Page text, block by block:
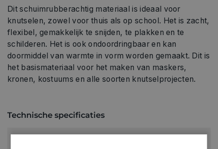
Dit schuimrubberachtig materiaal is ideaal voor
knutselen, zowel voor thuis als op school. Het is zacht,
flexibel, gemakkelijk te snijden, te plakken en te
schilderen. Het is ook ondoordringbaar en kan
doormiddel van warmte in vorm worden gemaakt. Dit is
het basismateriaal voor het maken van maskers,
kronen, kostuums en alle soorten knutselprojecten.
Technische specificaties